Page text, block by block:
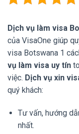
Dịch vụ làm visa
của VisaOne giúp
visa Botswana 1
vụ làm visa uy tín
việc. Dịch vụ xin
quý khách:
Tư vấn, hướng
nhất.